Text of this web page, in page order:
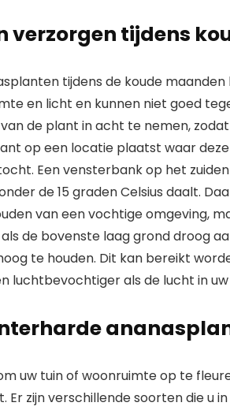
tijdens
tijdens de koude
en licht en kunnen niet goed
de plant in acht te nemen,
op een locatie plaatst waar
Een vensterbank op het
de 15 graden Celsius daalt.
van een vochtige omgeving,
de bovenste laag grond droog
te houden. Dit kan bereikt
luchtbevochtiger als de lucht in uw
uw tuin of woonruimte op te
zijn verschillende soorten die u